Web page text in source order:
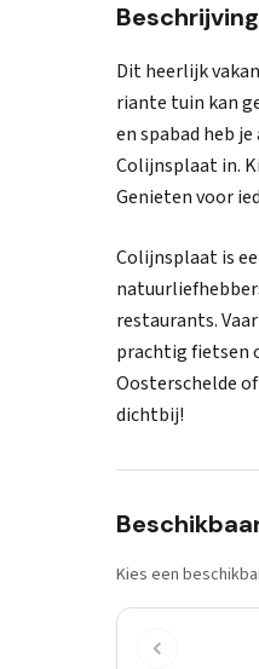
Beschrijving
Dit heerlijk
riante tuin kan
en spabad heb
Colijnsplaat in.
Genieten voor
Colijnsplaat is
restaurants.
prachtig fietsen
Oosterschelde
dichtbij!
Kies een